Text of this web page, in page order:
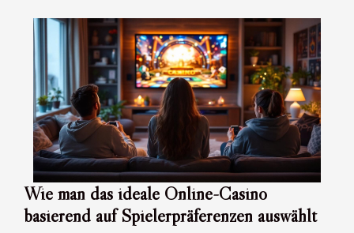
Wie man das ideale Online-Casino
basierend auf Spielerpräferenzen auswählt